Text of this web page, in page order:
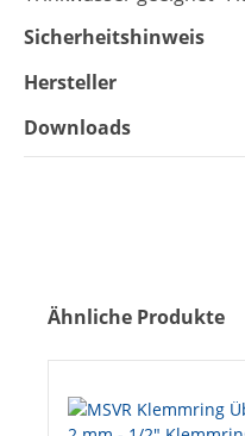
Sicherheitshinweis
Hersteller
Downloads
Produktgalerie
Ähnliche Produkte